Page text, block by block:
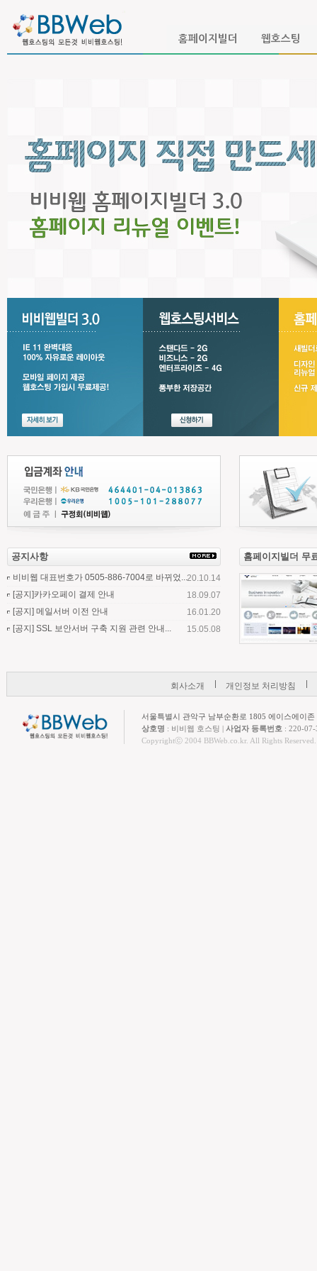
공지사항
비비웹 대표번호가 0505-886-7004로 바뀌었...20.10.14
[공지]카카오페이 결제 안내
18.09.07
[공지] 메일서버 이전 안내
16.01.20
[공지] SSL 보안서버 구축 지원 관련 안내...
15.05.08
홈페이지빌더 무
회사소개 개인정보 처리방침
서울특별시 관악구 남부순환로 1805 에이스에이
상호명 : 비비웹 호스팅 | 사업자 등록번호 : 220-
Copyrightⓒ 2004 BBWeb.co.kr. All Rights Reserved.